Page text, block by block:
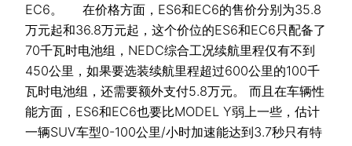
EC6。 在价格方面，ES6和EC6的售价分别为35.8
万元起和36.8万元起，这个价位的ES6和EC6只配备了
70千瓦时电池组，NEDC综合工况续航里程仅有不到
450公里，如果要选装续航里程超过600公里的100千
瓦时电池组，还需要额外支付5.8万元。 而且在车辆性
能方面，ES6和EC6也要比MODEL Y弱上一些，估计
一辆SUV车型0-100公里/小时加速能达到3.7秒只有特